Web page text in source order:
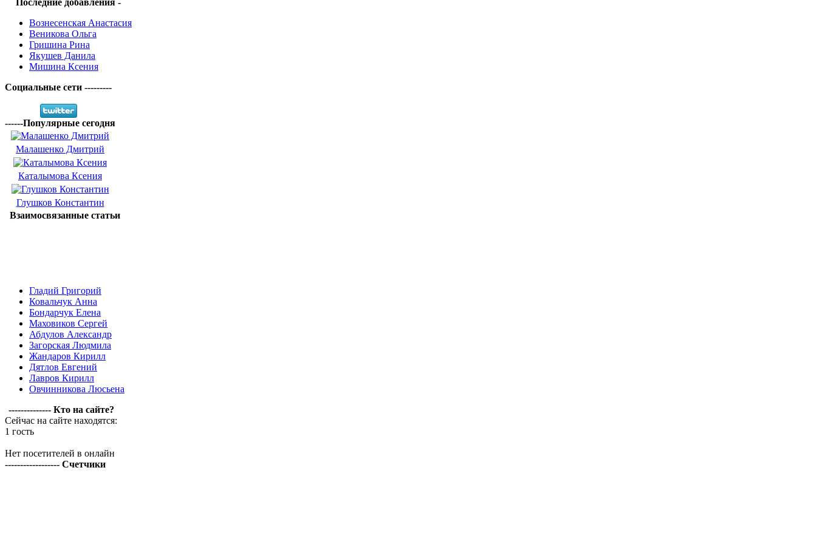
Последние добавления -
Вознесенская Анастасия
Веникова Ольга
Гришина Рина
Якушев Данила
Мишина Ксения
Социальные сети ---------
------Популярные сегодня
Малашенко Дмитрий
Каталымова Ксения
Глушков Константин
Взаимосвязанные статьи
Гладий Григорий
Ковальчук Анна
Бондарчук Елена
Маховиков Сергей
Абдулов Александр
Загорская Людмила
Жандаров Кирилл
Дятлов Евгений
Лавров Кирилл
Овчинникова Люсьена
-------------- Кто на сайте?
Сейчас на сайте находятся:
1 гость
Нет посетителей в онлайн
------------------ Счетчики